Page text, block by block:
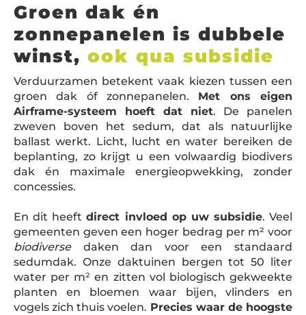
Groen dak én
zonnepanelen is dubbele
winst, ook qua subsidie
Verduurzamen betekent vaak kiezen tussen een
groen dak óf zonnepanelen. Met ons eigen
Airframe-systeem hoeft dat niet. De panelen
zweven boven het sedum, dat als natuurlijke
ballast werkt. Licht, lucht en water bereiken de
beplanting, zo krijgt u een volwaardig biodivers
dak én maximale energieopwekking, zonder
concessies.
En dit heeftdirect invloed op uw subsidie. Veel
gemeenten geven een hoger bedrag per m² voor
biodiversedaken dan voor een standaard
sedumdak. Onze daktuinen bergen tot 50 liter
water per m² en zitten vol biologisch gekweekte
planten en bloemen waar bijen, vlinders en
vogels zich thuis voelen. Precies waar de hoogste